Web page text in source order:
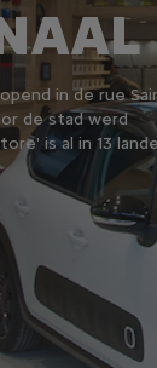
in de rue
de stad werd
is al in 13